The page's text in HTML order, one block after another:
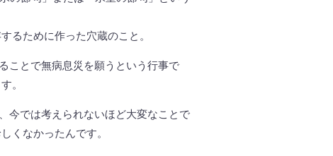
るために作った穴蔵のこと。
ことで無病息災を願うという行事で
。
今では考えられないほど大変なことで
くなかったんです。